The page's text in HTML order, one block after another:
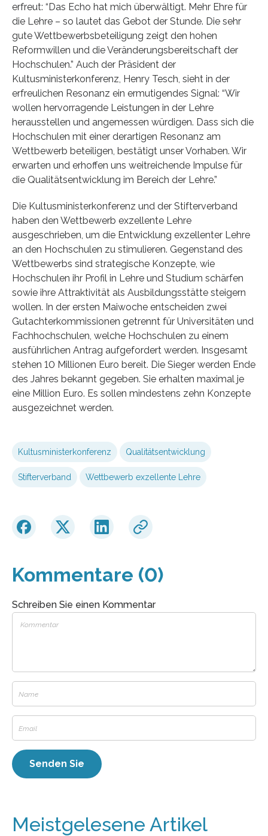
erfreut: “Das Echo hat mich überwältigt. Mehr Ehre für
die Lehre – so lautet das Gebot der Stunde. Die sehr
gute Wettbewerbsbeteiligung zeigt den hohen
Reformwillen und die Veränderungsbereitschaft der
Hochschulen.” Auch der Präsident der
Kultusministerkonferenz, Henry Tesch, sieht in der
erfreulichen Resonanz ein ermutigendes Signal: “Wir
wollen hervorragende Leistungen in der Lehre
herausstellen und angemessen würdigen. Dass sich die
Hochschulen mit einer derartigen Resonanz am
Wettbewerb beteiligen, bestätigt unser Vorhaben. Wir
erwarten und erhoffen uns weitreichende Impulse für
die Qualitätsentwicklung im Bereich der Lehre.”
Die Kultusministerkonferenz und der Stifterverband
haben den Wettbewerb exzellente Lehre
ausgeschrieben, um die Entwicklung exzellenter Lehre
an den Hochschulen zu stimulieren. Gegenstand des
Wettbewerbs sind strategische Konzepte, wie
Hochschulen ihr Profil in Lehre und Studium schärfen
sowie ihre Attraktivität als Ausbildungsstätte steigern
wollen. In der ersten Maiwoche entscheiden zwei
Gutachterkommissionen getrennt für Universitäten und
Fachhochschulen, welche Hochschulen zu einem
ausführlichen Antrag aufgefordert werden. Insgesamt
stehen 10 Millionen Euro bereit. Die Sieger werden Ende
des Jahres bekannt gegeben. Sie erhalten maximal je
eine Million Euro. Es sollen mindestens zehn Konzepte
ausgezeichnet werden.
Kultusministerkonferenz Qualitätsentwicklung
Stifterverband Wettbewerb exzellente Lehre
Kommentare (0)
Schreiben Sie einen Kommentar
Meistgelesene Artikel